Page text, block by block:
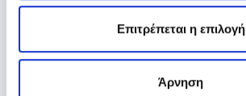
Επιτρέπεται η επιλογή
Άρνηση